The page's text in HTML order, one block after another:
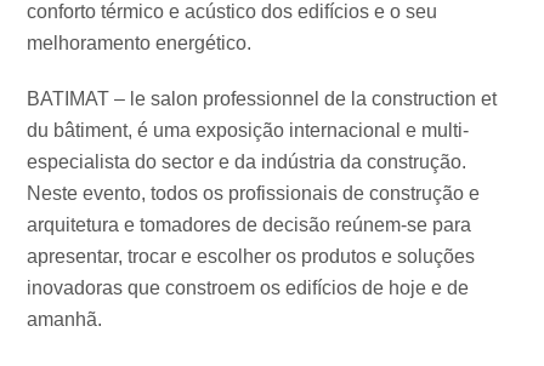
conforto térmico e acústico dos edifícios e o seu
melhoramento energético.
BATIMAT – le salon professionnel de la construction et
du bâtiment, é uma exposição internacional e multi-
especialista do sector e da indústria da construção.
Neste evento, todos os profissionais de construção e
arquitetura e tomadores de decisão reúnem-se para
apresentar, trocar e escolher os produtos e soluções
inovadoras que constroem os edifícios de hoje e de
amanhã.